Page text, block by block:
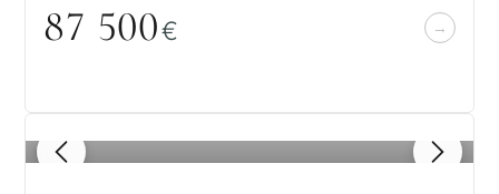
Эксклюзивные
Ещё параметры
87 500€
1 / 8